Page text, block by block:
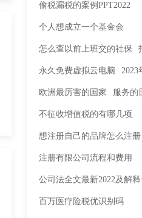
偷税漏税的案例PPT2022
个人想成立一个基金会
怎么查以前上班交的社保
永久免费虚拟云电脑 2023
欧洲最厉害的国家 服务的
不征收增值税的有哪几项
想注册自己的品牌怎么注册
注册有限公司流程和费用
公司法全文最新2022及解
百万医疗险税优识别码